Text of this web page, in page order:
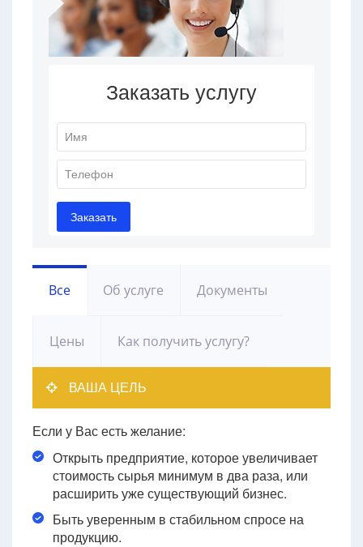
Все Об услуге Документы
Цены Как получить услугу?
ВАША ЦЕЛЬ
Если у Вас есть желание:
Открыть предприятие, которое увеличивает
стоимость сырья минимум в два раза, или
расширить уже существующий бизнес.
Быть уверенным в стабильном спросе на
продукцию.